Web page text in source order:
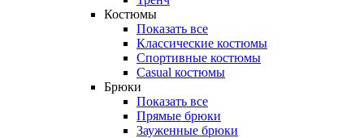
Костюмы
Показать все
Классические костюмы
Спортивные костюмы
Casual костюмы
Брюки
Показать все
Прямые брюки
Зауженные брюки